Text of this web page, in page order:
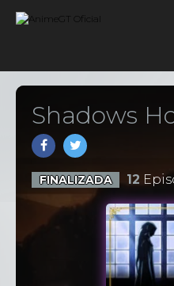
Shadows
FINALIZADA 12